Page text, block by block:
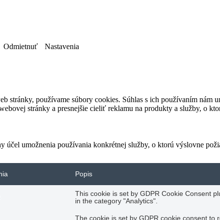
Odmietnuť Nastavenia
stránky, používame súbory cookies. Súhlas s ich používaním nám
stránky a presnejšie cieliť reklamu na produkty a služby, o
umožnenia používania konkrétnej služby, o ktorú výslovne
Popis
This cookie is set by GDPR Cookie Consent
in the category "Analytics".
The cookie is set by GDPR cookie consent